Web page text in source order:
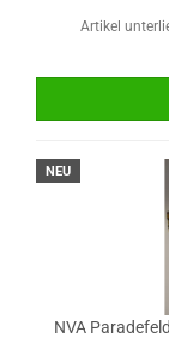
Artikel
NEU
NVA